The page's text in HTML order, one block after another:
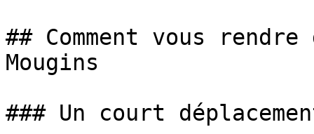
## Comment vous
Mougins
### Un court